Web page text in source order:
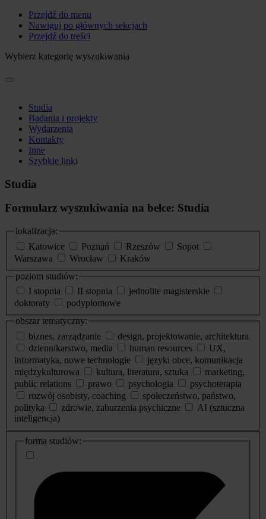
Przejdź do menu
Nawiguj po głównych sekcjach
Przejdź do treści
Wybierz kategorię wyszukiwania
Studia
Badania i projekty
Wydarzenia
Kontakty
Inne
Szybkie linki
Studia
Formularz wyszukiwania na belce: Studia
lokalizacja:
Katowice
Poznań Rzeszów
Sopot
Warszawa
Wrocław
Kraków
poziom studiów:
I stopnia
II stopnia
jednolite magisterskie
doktoraty
podyplomowe
obszar tematyczny:
biznes, zarządzanie
design, projektowanie, architektura
dziennikarstwo, media
human resources
UX,
informatyka, nowe technologie
języki obce, komunikacja
międzykulturowa
kultura, literatura, sztuka
marketing,
public relations
prawo psychologia
psychoterapia
rozwój osobisty, coaching
społeczeństwo, państwo,
polityka
zdrowie, zaburzenia psychiczne
AI (sztuczna
inteligencja)
dodatkowe
informacje
forma studiów: